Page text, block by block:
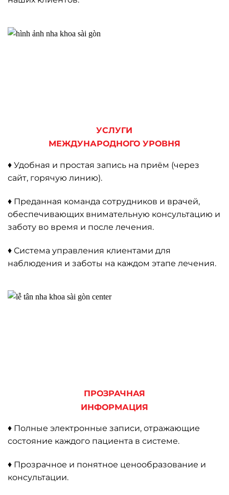
УСЛУГИ
МЕЖДУНАРОДНОГО УРОВНЯ
♦ Удобная и простая запись на приём (через
сайт, горячую линию).
♦ Преданная команда сотрудников и врачей,
обеспечивающих внимательную консультацию и
заботу во время и после лечения.
♦ Система управления клиентами для
наблюдения и заботы на каждом этапе лечения.
ПРОЗРАЧНАЯ
ИНФОРМАЦИЯ
♦ Полные электронные записи, отражающие
состояние каждого пациента в системе.
♦ Прозрачное и понятное ценообразование и
консультации.